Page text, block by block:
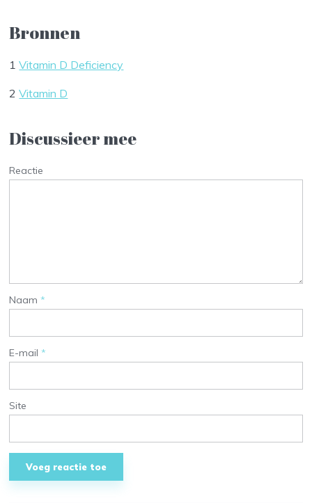
Bronnen
1 Vitamin D Deficiency
2 Vitamin D
Discussieer mee
Reactie
Naam *
E-mail *
Site